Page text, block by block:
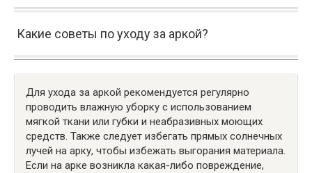
Какие советы по уходу за аркой?
Для ухода за аркой рекомендуется регулярно
проводить влажную уборку с использованием
мягкой ткани или губки и неабразивных моющих
средств. Также следует избегать прямых солнечных
лучей на арку, чтобы избежать выгорания материала.
Если на арке возникла какая-либо повреждение,